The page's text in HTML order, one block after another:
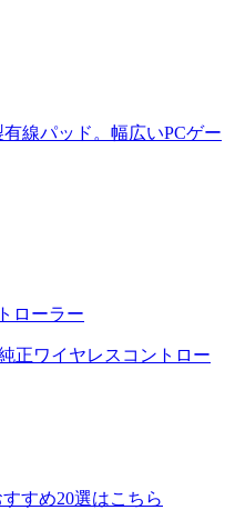
線パッド。幅広いPCゲー
ローラー
正ワイヤレスコントロー
すめ20選はこちら